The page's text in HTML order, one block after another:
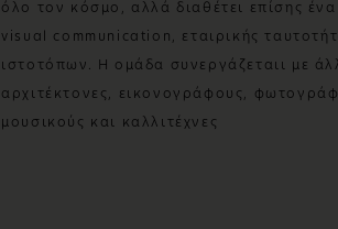
όλο τον κόσμο, αλλά διαθέτει επίσης
visual communication, εταιρικής
ιστοτόπων. Η ομάδα συνεργάζεταιι με
αρχιτέκτονες, εικονογράφους,
μουσικούς και καλλιτέχνες